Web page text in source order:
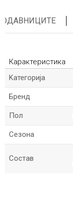
Карактеристика
Kатегорија
Бренд
Пол
Сезона
Состав